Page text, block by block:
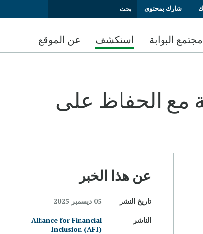
شارك بمحتوى
مجتمع البوابة استكشف عن الموقع
مع الحفاظ على
عن هذا الخبر
تاريخ النشر
05 ديسمبر 2025
الناشر
Alliance for Financial
Inclusion (AFI)